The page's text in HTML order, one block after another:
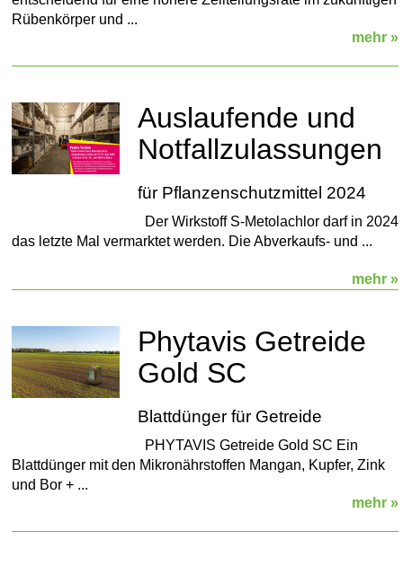
Rübenkörper und ...
mehr »
Auslaufende und
Notfallzulassungen
für Pflanzenschutzmittel 2024
Der Wirkstoff S-Metolachlor darf in 2024
das letzte Mal vermarktet werden. Die Abverkaufs- und ...
mehr »
Phytavis Getreide
Gold SC
Blattdünger für Getreide
PHYTAVIS Getreide Gold SC Ein
Blattdünger mit den Mikronährstoffen Mangan, Kupfer, Zink
und Bor + ...
mehr »